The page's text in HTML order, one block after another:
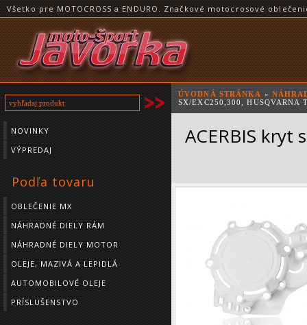
Všetko pre MOTOCROSS a ENDURO. Značkové motocrosové
NOVINKY
VÝPREDAJ
Podľa tovaru
OBLEČENIE MX
NÁHRADNÉ DIELY RÁM
NÁHRADNÉ DIELY MOTOR
OLEJE, MAZIVÁ A LEPIDLÁ
AUTOMOBILOVÉ OLEJE
PRÍSLUŠENSTVO
ÚVODNÁ STRÁNKA »
SX/EXC250,300, HUSQVARNA
ACERBIS kryt